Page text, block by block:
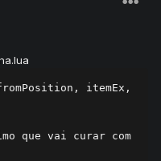
itemEx,
que vai curar com